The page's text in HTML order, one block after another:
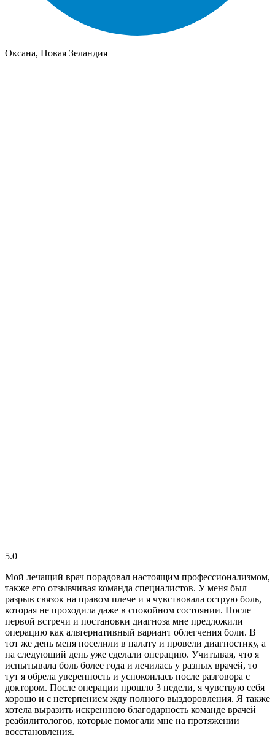
Оксана, Новая Зеландия
5.0
Мой лечащий врач порадовал настоящим профессионализмом,
также его отзывчивая команда специалистов. У меня был
разрыв связок на правом плече и я чувствовала острую боль,
которая не проходила даже в спокойном состоянии. После
первой встречи и постановки диагноза мне предложили
операцию как альтернативный вариант облегчения боли. В
тот же день меня поселили в палату и провели диагностику, а
на следующий день уже сделали операцию. Учитывая, что я
испытывала боль более года и лечилась у разных врачей, то
тут я обрела уверенность и успокоилась после разговора с
доктором. После операции прошло 3 недели, я чувствую себя
хорошо и с нетерпением жду полного выздоровления. Я также
хотела выразить искреннюю благодарность команде врачей
реабилитологов, которые помогали мне на протяжении
восстановления.